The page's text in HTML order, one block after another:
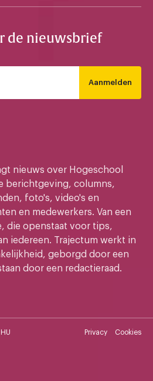
de nieuwsbrief
Aanmelden
nieuws over Hogeschool
berichtgeving, columns,
foto's, video's en
en medewerkers. Van een
die openstaat voor tips,
iedereen. Trajectum werkt in
geborgd door een
door een redactieraad.
Privacy Cookies